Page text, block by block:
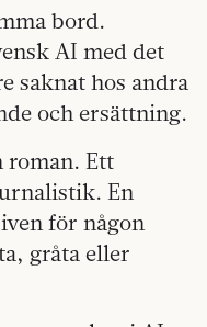
bord.
AI med det
saknat hos andra
och ersättning.
roman. Ett
En
för någon
gråta eller